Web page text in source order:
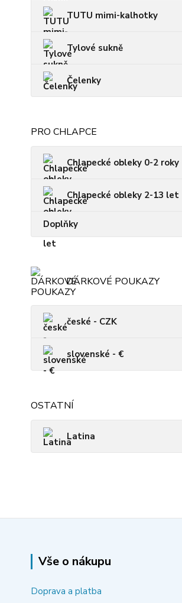
TUTU mimi-kalhotky
Tylové sukně
Čelenky
PRO CHLAPCE
Chlapecké obleky 0-2 roky
Chlapecké obleky 2-13 let
Doplňky
DÁRKOVÉ POUKAZY
české - CZK
slovenské - €
OSTATNÍ
Latina
Vše o nákupu
Doprava a platba